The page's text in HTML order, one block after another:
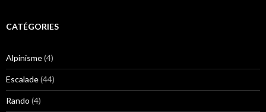
CATÉGORIES
Alpinisme(4)
Escalade(44)
Rando (4)